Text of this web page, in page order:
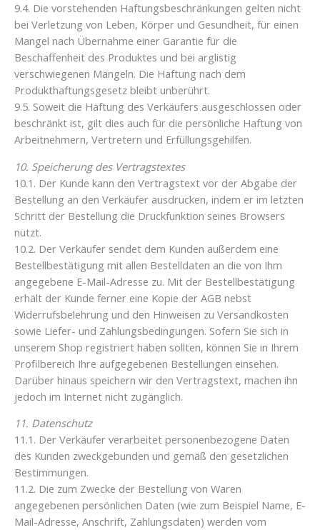
9.4. Die vorstehenden Haftungsbeschränkungen gelten nicht
bei Verletzung von Leben, Körper und Gesundheit, für einen
Mangel nach Übernahme einer Garantie für die
Beschaffenheit des Produktes und bei arglistig
verschwiegenen Mängeln. Die Haftung nach dem
Produkthaftungsgesetz bleibt unberührt.
9.5. Soweit die Haftung des Verkäufers ausgeschlossen oder
beschränkt ist, gilt dies auch für die persönliche Haftung von
Arbeitnehmern, Vertretern und Erfüllungsgehilfen.
10. Speicherung des Vertragstextes
10.1. Der Kunde kann den Vertragstext vor der Abgabe der
Bestellung an den Verkäufer ausdrucken, indem er im letzten
Schritt der Bestellung die Druckfunktion seines Browsers
nutzt.
10.2. Der Verkäufer sendet dem Kunden außerdem eine
Bestellbestätigung mit allen Bestelldaten an die von Ihm
angegebene E-Mail-Adresse zu. Mit der Bestellbestätigung
erhält der Kunde ferner eine Kopie der AGB nebst
Widerrufsbelehrung und den Hinweisen zu Versandkosten
sowie Liefer- und Zahlungsbedingungen. Sofern Sie sich in
unserem Shop registriert haben sollten, können Sie in Ihrem
Profilbereich Ihre aufgegebenen Bestellungen einsehen.
Darüber hinaus speichern wir den Vertragstext, machen ihn
jedoch im Internet nicht zugänglich.
11. Datenschutz
11.1. Der Verkäufer verarbeitet personenbezogene Daten
des Kunden zweckgebunden und gemäß den gesetzlichen
Bestimmungen.
11.2. Die zum Zwecke der Bestellung von Waren
angegebenen persönlichen Daten (wie zum Beispiel Name, E-
Mail-Adresse, Anschrift, Zahlungsdaten) werden vom